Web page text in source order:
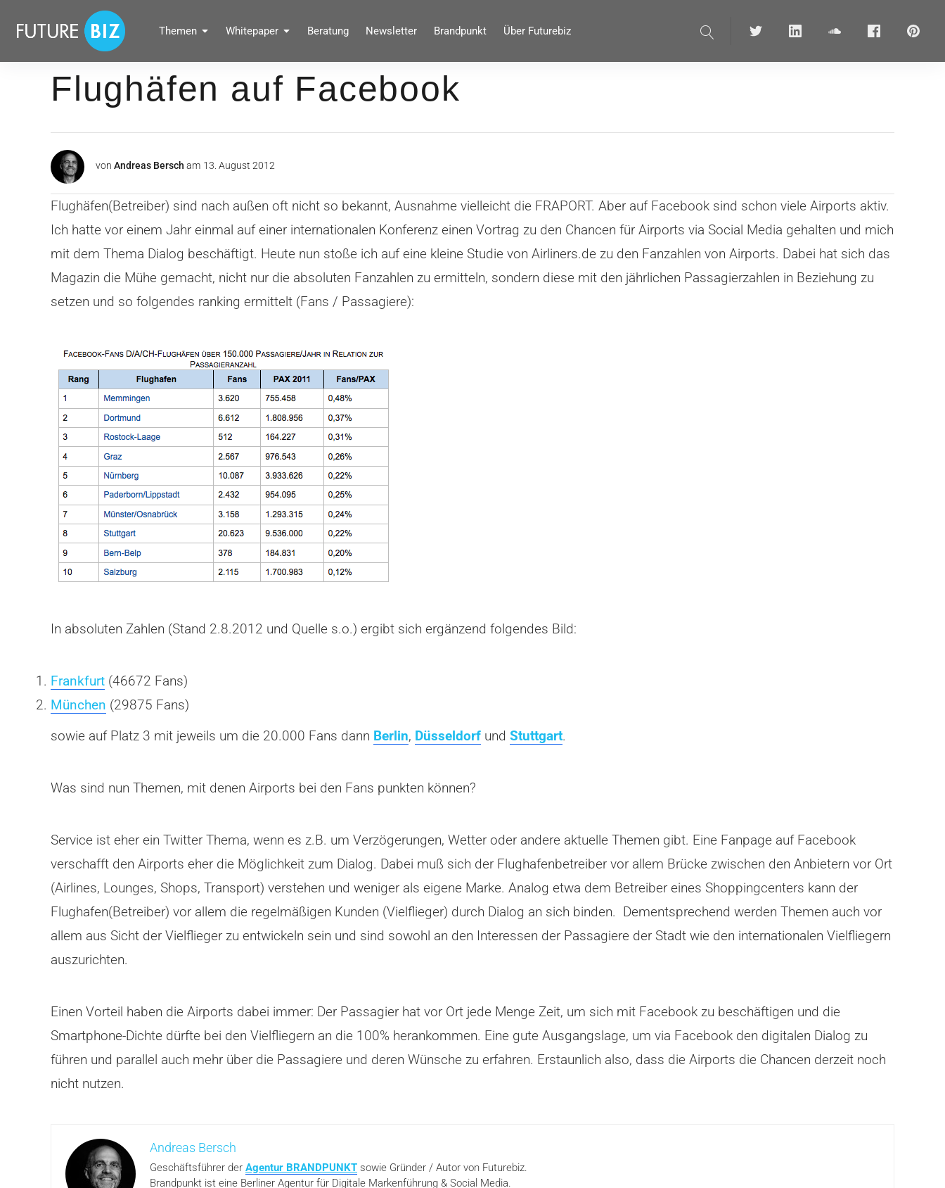
überspringen
FUTUREBIZ
Social Media Marketing Blog für Unternehmen by BRANDPUNKT
Themen Whitepaper Beratung Newsletter Brandpunkt Über Futurebiz
Suche Twitter linkedin soundcloudFacebook
Flughäfen auf Facebook
von Andreas Bersch am 13. August 2012
Flughäfen(Betreiber) sind nach außen oft nicht so bekannt, Ausnahme vielleicht die FRAPORT. Aber auf Facebook sind schon viele Airports aktiv.
Ich hatte vor einem Jahr einmal auf einer internationalen Konferenz einen Vortrag zu den Chancen für Airports via Social Media gehalten und mich
mit dem Thema Dialog beschäftigt. Heute nun stoße ich auf eine kleine Studie von Airliners.de zu den Fanzahlen von Airports. Dabei hat sich das
Magazin die Mühe gemacht, nicht nur die absoluten Fanzahlen zu ermitteln, sondern diese mit den jährlichen Passagierzahlen in Beziehung zu
setzen und so folgendes ranking ermittelt (Fans / Passagiere):
In absoluten Zahlen (Stand 2.8.2012 und Quelle s.o.) ergibt sich ergänzend folgendes Bild:
Frankfurt (46672 Fans)
München (29875 Fans)
sowie auf Platz 3 mit jeweils um die 20.000 Fans dann Berlin, Düsseldorf und Stuttgart.
Was sind nun Themen, mit denen Airports bei den Fans punkten können?
Service ist eher ein Twitter Thema, wenn es z.B. um Verzögerungen, Wetter oder andere aktuelle Themen gibt. Eine Fanpage auf Facebook
verschafft den Airports eher die Möglichkeit zum Dialog. Dabei muß sich der Flughafenbetreiber vor allem Brücke zwischen den Anbietern vor Ort
(Airlines, Lounges, Shops, Transport) verstehen und weniger als eigene Marke. Analog etwa dem Betreiber eines Shoppingcenters kann der
Flughafen(Betreiber) vor allem die regelmäßigen Kunden (Vielflieger) durch Dialog an sich binden. Dementsprechend werden Themen auch vor
allem aus Sicht der Vielflieger zu entwickeln sein und sind sowohl an den Interessen der Passagiere der Stadt wie den internationalen Vielfliegern
auszurichten.
Einen Vorteil haben die Airports dabei immer: Der Passagier hat vor Ort jede Menge Zeit, um sich mit Facebook zu beschäftigen und die
Smartphone-Dichte dürfte bei den Vielfliegern an die 100% herankommen. Eine gute Ausgangslage, um via Facebook den digitalen Dialog zu
führen und parallel auch mehr über die Passagiere und deren Wünsche zu erfahren. Erstaunlich also, dass die Airports die Chancen derzeit noch
nicht nutzen.
Andreas Bersch
Geschäftsführer der Agentur BRANDPUNKT sowie Gründer / Autor von Futurebiz.
Brandpunkt ist eine Berliner Agentur für Digitale Markenführung & Social Media.